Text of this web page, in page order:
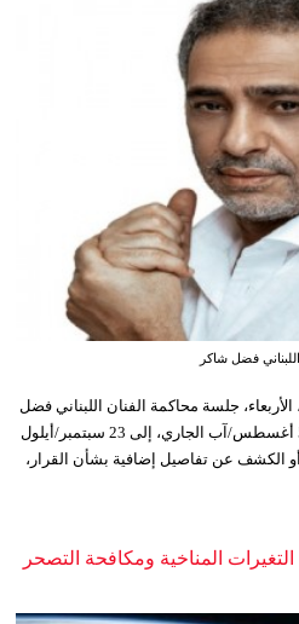
اللبناني فضل شاكر
جلسة محاكمة الفنان اللبناني فضل
شاكر، التي كانت مقرر عقدها في 5 أغسطس/آب الجاري، إلى 23 سبتمبر/أيلول
الكشف عن تفاصيل إضافية بشأن القرار،
المناخية ومكافحة التصحر